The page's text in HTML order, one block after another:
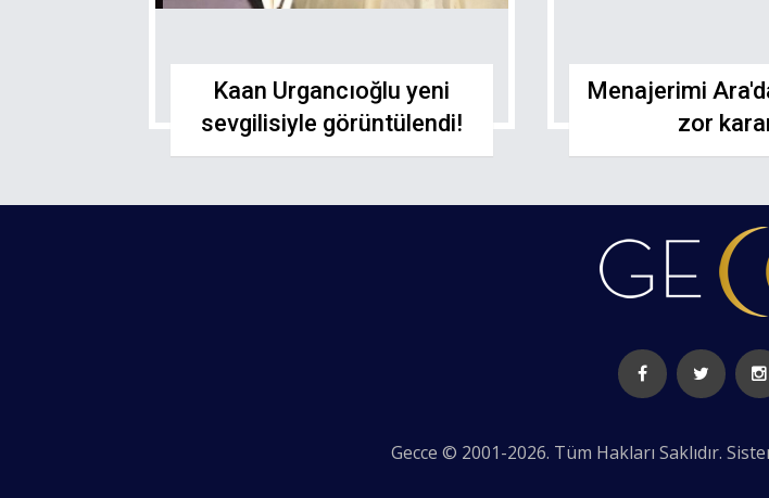
Kaan Urgancıoğlu yeni
sevgilisiyle görüntülendi!
Menajerimi
zor
Gecce © 2001-2026. Tüm Hakları Saklıdır.